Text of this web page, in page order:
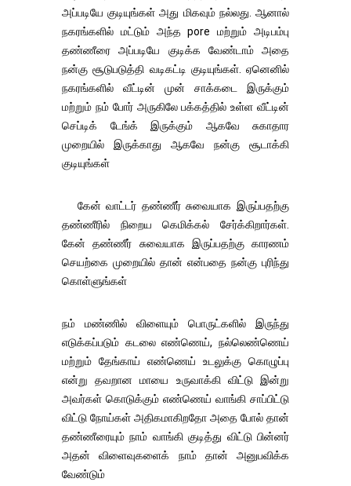
அப்படியே குடியுங்கள் அது மிகவும் நல்லது. ஆனால்
நகரங்களில் மட்டும் அந்த pore மற்றும் அடிபம்பு
தண்ணீரை அப்படியே குடிக்க வேண்டாம் அதை
நன்கு சூடுபடுத்தி வடிகட்டி குடியுங்கள். ஏனெனில்
நகரங்களில் வீட்டின் முன் சாக்கடை இருக்கும்
மற்றும் நம் போர் அருகிலே பக்கத்தில் உள்ள வீட்டின்
செப்டிக் டேங்க் இருக்கும் ஆகவே சுகாதார
முறையில் இருக்காது ஆகவே நன்கு சூடாக்கி
குடியுங்கள்
கேன் வாட்டர் தண்ணீர் சுவையாக இருப்பதற்கு
தண்ணீரில் நிறைய கெமிக்கல் சேர்க்கிறார்கள்.
கேன் தண்ணீர் சுவையாக இருப்பதற்கு காரணம்
செயற்கை முறையில் தான் என்பதை நன்கு புரிந்து
கொள்ளுங்கள்
நம் மண்ணில் விளையும் பொருட்களில் இருந்து
எடுக்கப்படும் கடலை எண்ணெய், நல்லெண்ணெய்
மற்றும் தேங்காய் எண்ணெய் உடலுக்கு கொழுப்பு
என்று தவறான மாயை உருவாக்கி விட்டு இன்று
அவர்கள் கொடுக்கும் எண்ணெய் வாங்கி சாப்பிட்டு
விட்டு நோய்கள் அதிகமாகிறதோ அதை போல் தான்
தண்ணீரையும் நாம் வாங்கி குடித்து விட்டு பின்னர்
அதன் விளைவுகளைக் நாம் தான் அனுபவிக்க
வேண்டும்